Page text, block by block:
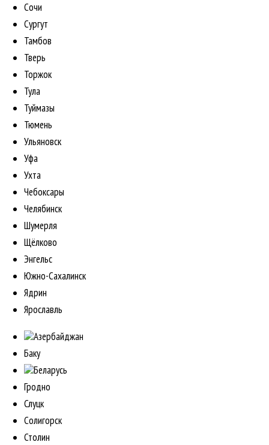
Сочи
Сургут
Тамбов
Тверь
Торжок
Тула
Туймазы
Тюмень
Ульяновск
Уфа
Ухта
Чебоксары
Челябинск
Шумерля
Щёлково
Энгельс
Южно-Сахалинск
Ядрин
Ярославль
Азербайджан
Баку
Беларусь
Гродно
Слуцк
Солигорск
Столин